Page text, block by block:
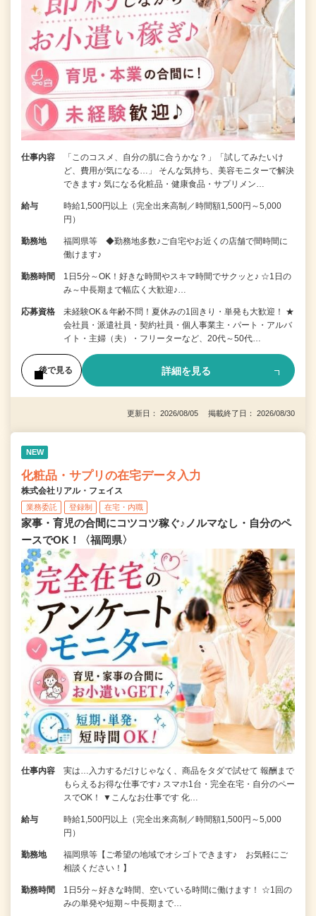
仕事内容
「このコスメ、自分の肌に合うかな？」「試してみたいけ
ど、費用が気になる…」 そんな気持ち、美容モニターで解決
できます♪ 気になる化粧品・健康食品・サプリメン…
給与
時給1,500円以上（完全出来高制／時間額1,500円～5,000
円）
勤務地
福岡県等 ◆勤務地多数♪ご自宅やお近くの店舗で間時間に
働けます♪
勤務時間
1日5分～OK！好きな時間やスキマ時間でサクッと♪ ☆1日の
み～中長期まで幅広く大歓迎♪…
応募資格
未経験OK＆年齢不問！夏休みの1回きり・単発も大歓迎！ ★
会社員・派遣社員・契約社員・個人事業主・パート・アルバ
イト・主婦（夫）・フリーターなど、20代～50代…
後で見る 詳細を見る
更新日： 2026/08/05 掲載終了日： 2026/08/30
NEW
化粧品・サプリの在宅データ入力
株式会社リアル・フェイス
業務委託 登録制 在宅・内職
家事・育児の合間にコツコツ稼ぐ♪ノルマなし・自分のペ
ースでOK！〈福岡県〉
仕事内容
実は…入力するだけじゃなく、商品をタダで試せて 報酬まで
もらえるお得な仕事です♪ スマホ1台・完全在宅・自分のペー
スでOK！ ▼こんなお仕事です 化…
給与
時給1,500円以上（完全出来高制／時間額1,500円～5,000
円）
勤務地
福岡県等【ご希望の地域でオシゴトできます♪ お気軽にご
相談ください！】
勤務時間
1日5分～好きな時間、空いている時間に働けます！ ☆1回の
みの単発や短期～中長期まで…